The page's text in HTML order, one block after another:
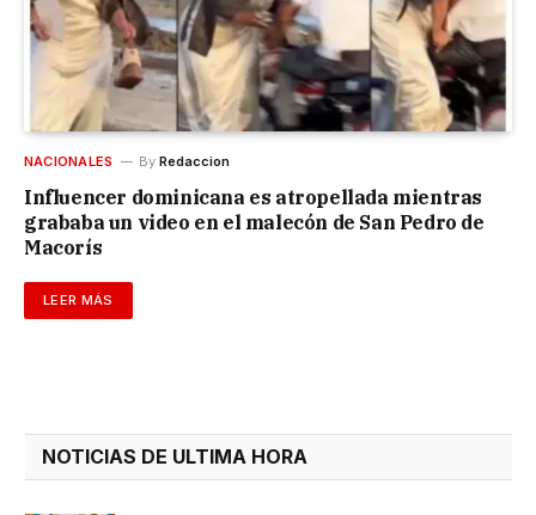
NACIONALES By Redaccion
Influencer dominicana es atropellada mientras
grababa un video en el malecón de San Pedro de
Macorís
LEER MÁS
NOTICIAS DE ULTIMA HORA